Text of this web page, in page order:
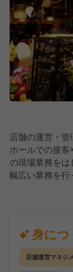
店舗の運営・管
ホールでの接
の現場業務をは
幅広い業務を行
ますよ。スタ
身に
店舗運営マネジ